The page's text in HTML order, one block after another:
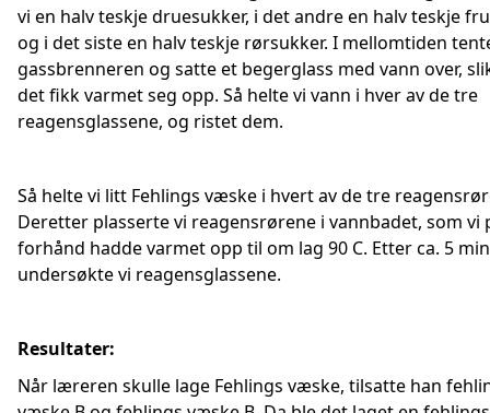
vi en halv teskje druesukker, i det andre en halv teskje
og i det siste en halv teskje rørsukker. I mellomtiden
gassbrenneren og satte et begerglass med vann over,
det fikk varmet seg opp. Så helte vi vann i hver av de tre
reagensglassene, og ristet dem.
Så helte vi litt Fehlings væske i hvert av de tre
Deretter plasserte vi reagensrørene i vannbadet, som vi
forhånd hadde varmet opp til om lag 90 C. Etter ca. 5
undersøkte vi reagensglassene.
Resultater:
Når læreren skulle lage Fehlings væske, tilsatte han